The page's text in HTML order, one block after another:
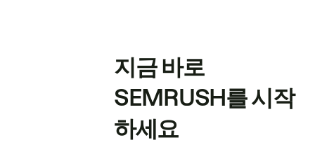
지금 바로
SEMRUSH를 시작
하세요